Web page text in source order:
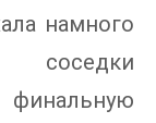
намного
финальную